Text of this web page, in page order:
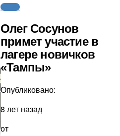
Хоккей
Олег Сосунов
примет участие в
лагере новичков
«Тампы»
Опубликовано:
8 лет назад
от